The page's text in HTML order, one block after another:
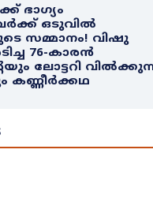
ഭാഗ്യം
ഒടുവിൽ
സമ്മാനം! വിഷു
76-കാരൻ
ലോട്ടറി
കണ്ണീർക്കഥ